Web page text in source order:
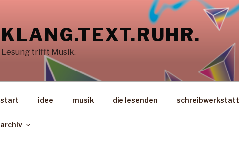
KLANG.TEXT.RUHR.
Lesung trifft Musik.
start idee musik die lesenden schreibwerkstatt
archiv